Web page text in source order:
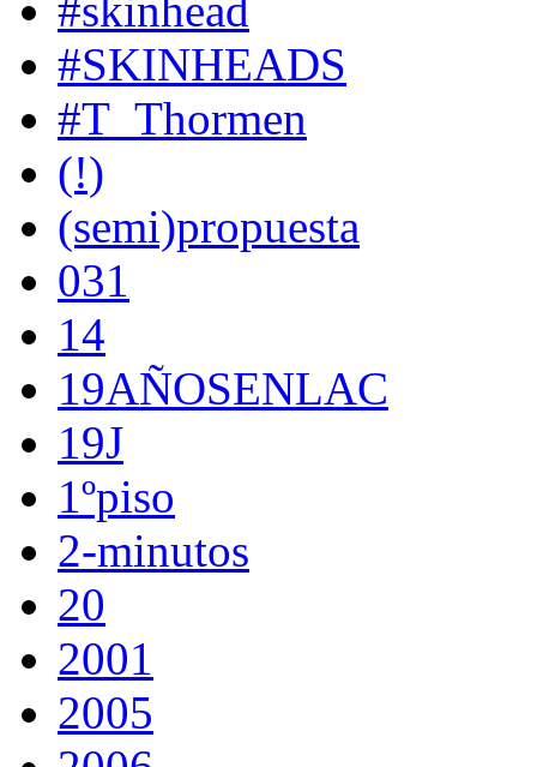
#skinhead
#SKINHEADS
#T_Thormen
(!)
(semi)propuesta
031
14
19AÑOSENLAC
19J
1ºpiso
2-minutos
20
2001
2005